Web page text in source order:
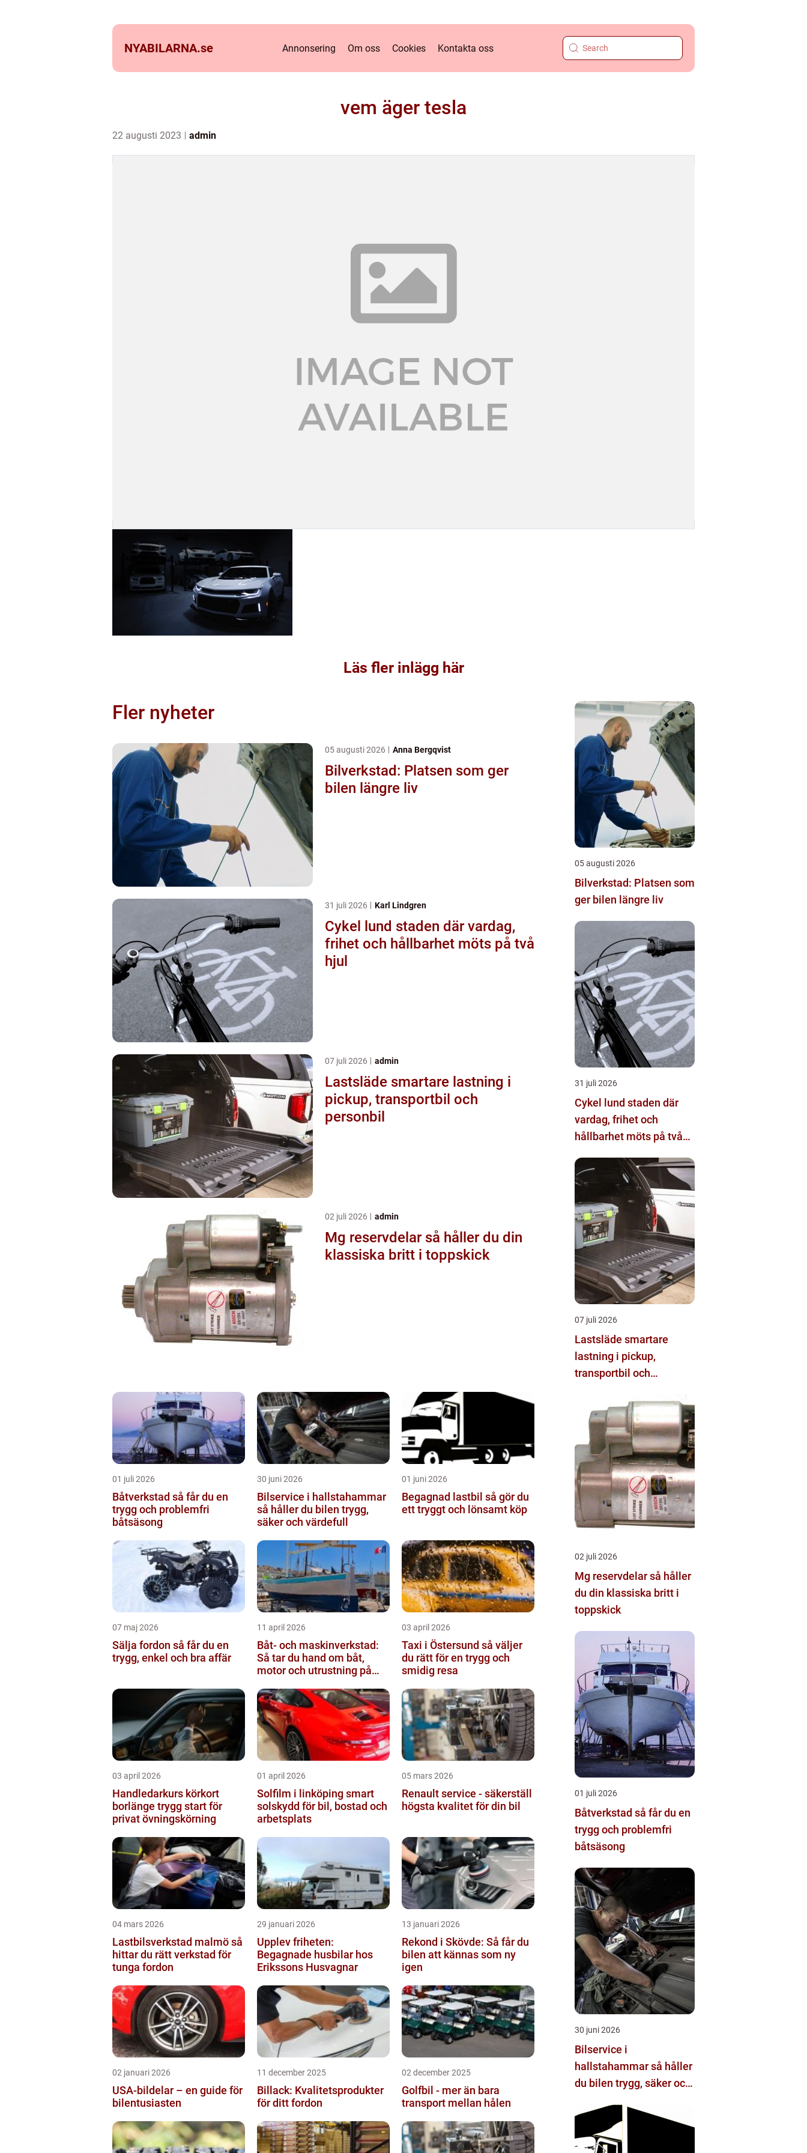
NYABILARNA.se Annonsering Om oss Cookies Kontakta oss
vem äger tesla
22 augusti 2023 admin
Läs fler inlägg här
Fler nyheter
05 augusti 2026 Anna Bergqvist
Bilverkstad: Platsen som ger
bilen längre liv
31 juli 2026 Karl Lindgren
Cykel lund staden där vardag,
frihet och hållbarhet möts på två
hjul
07 juli 2026 admin
Lastsläde smartare lastning i
pickup, transportbil och
personbil
02 juli 2026 admin
Mg reservdelar så håller du din
klassiska britt i toppskick
01 juli 2026
Båtverkstad så får du en
trygg och problemfri
båtsäsong
30 juni 2026
Bilservice i hallstahammar
så håller du bilen trygg,
säker och värdefull
01 juni 2026
Begagnad lastbil så gör du
ett tryggt och lönsamt köp
07 maj 2026
Sälja fordon så får du en
trygg, enkel och bra affär
11 april 2026
Båt- och maskinverkstad:
Så tar du hand om båt,
motor och utrustning på
03 april 2026
Taxi i Östersund så väljer
du rätt för en trygg och
smidig resa
03 april 2026
Handledarkurs körkort
borlänge trygg start för
privat övningskörning
01 april 2026
Solfilm i linköping smart
solskydd för bil, bostad och
arbetsplats
05 mars 2026
Renault service - säkerställ
högsta kvalitet för din bil
04 mars 2026
Lastbilsverkstad malmö så
hittar du rätt verkstad för
tunga fordon
29 januari 2026
Upplev friheten:
Begagnade husbilar hos
Erikssons Husvagnar
13 januari 2026
Rekond i Skövde: Så får du
bilen att kännas som ny
igen
02 januari 2026
USA-bildelar – en guide för
bilentusiasten
11 december 2025
Billack: Kvalitetsprodukter
för ditt fordon
02 december 2025
Golfbil - mer än bara
transport mellan hålen
05 augusti 2026
Bilverkstad: Platsen som
ger bilen längre liv
31 juli 2026
Cykel lund staden där
vardag, frihet och
hållbarhet möts på två
07 juli 2026
Lastsläde smartare
lastning i pickup,
transportbil och
02 juli 2026
Mg reservdelar så håller
du din klassiska britt i
toppskick
01 juli 2026
Båtverkstad så får du en
trygg och problemfri
båtsäsong
30 juni 2026
Bilservice i
hallstahammar så håller
du bilen trygg, säker och